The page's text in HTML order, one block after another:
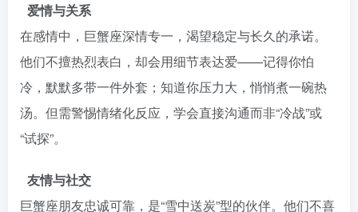
爱情与关系
在感情中，巨蟹座深情专一，渴望稳定与长久的承诺。
他们不擅热烈表白，却会用细节表达爱——记得你怕
冷，默默多带一件外套；知道你压力大，悄悄煮一碗热
汤。但需警惕情绪化反应，学会直接沟通而非“冷战”或
“试探”。
友情与社交
巨蟹座朋友忠诚可靠，是“雪中送炭”型的伙伴。他们不喜